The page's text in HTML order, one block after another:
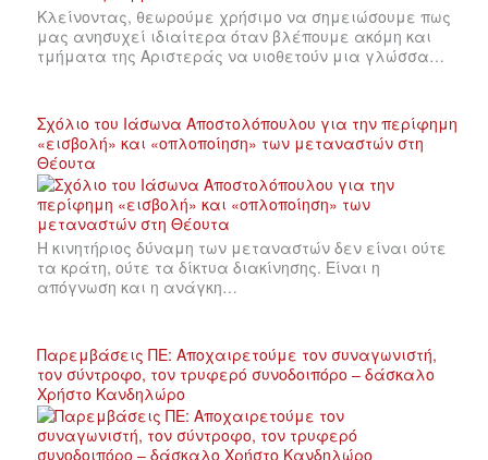
Κλείνοντας, θεωρούμε χρήσιμο να σημειώσουμε πως
μας ανησυχεί ιδιαίτερα όταν βλέπουμε ακόμη και
τμήματα της Αριστεράς να υιοθετούν μια γλώσσα…
Σχόλιο του Ιάσωνα Αποστολόπουλου για την περίφημη
«εισβολή» και «οπλοποίηση» των μεταναστών στη
Θέουτα
Η κινητήριος δύναμη των μεταναστών δεν είναι ούτε
τα κράτη, ούτε τα δίκτυα διακίνησης. Είναι η
απόγνωση και η ανάγκη…
Παρεμβάσεις ΠΕ: Αποχαιρετούμε τον συναγωνιστή,
τον σύντροφο, τον τρυφερό συνοδοιπόρο – δάσκαλο
Χρήστο Κανδηλώρο